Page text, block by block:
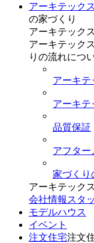
アーキテック
の家づくり
アーキテック
アーキテック
りの流れにつ
アーキテ
アーキテ
品質保証
アフター
家づくり
アーキテック
会社情報 スタ
モデルハウス
イベント
注文住宅注文